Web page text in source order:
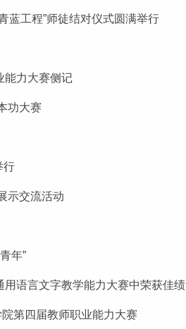
蓝工程”师徒结对仪式圆满举行
能力大赛侧记
功大赛
行
示交流活动
年”
语言文字教学能力大赛中荣获佳绩
第四届教师职业能力大赛